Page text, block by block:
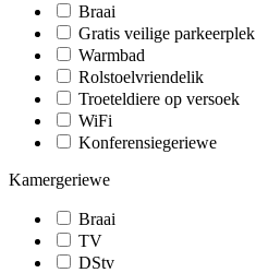
Braai
Gratis veilige parkeerplek
Warmbad
Rolstoelvriendelik
Troeteldiere op versoek
WiFi
Konferensiegeriewe
Kamergeriewe
Braai
TV
DStv